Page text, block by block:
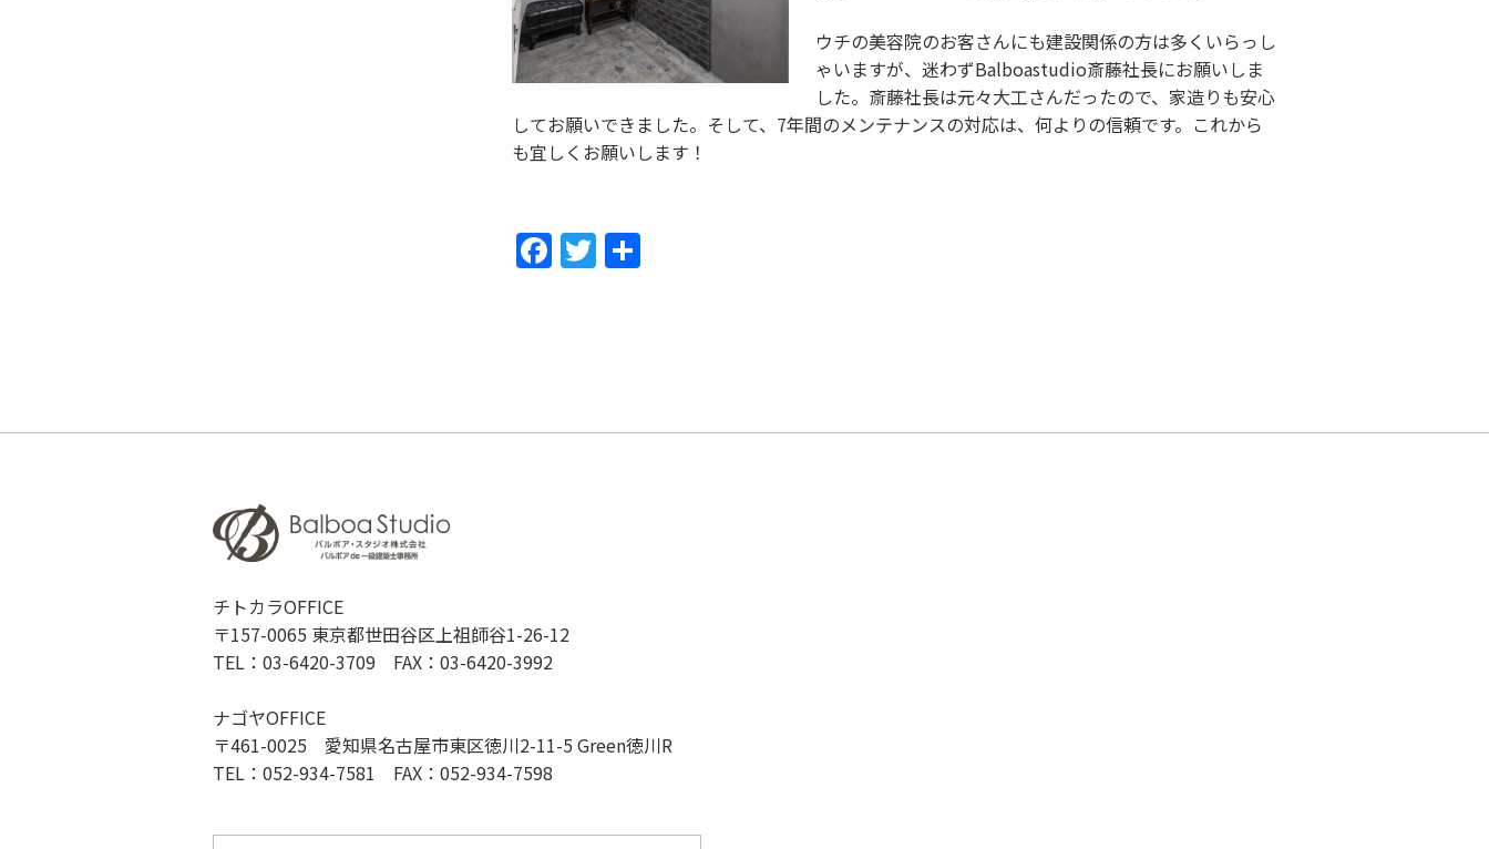
ウチの美容院のお客さんにも建設関係の方は多くいらっし
ゃいますが、迷わずBalboastudio斎藤社長にお願いしま
した。斎藤社長は元々大工さんだったので、家造りも安心
してお願いできました。そして、7年間のメンテナンスの対応は、何よりの信頼です。これから
も宜しくお願いします！
F
o
T
チトカラOFFICE
〒157-0065 東京都世田谷区上祖師谷1-26-12
TEL：03-6420-3709 FAX：03-6420-3992
ナゴヤOFFICE
〒461-0025 愛知県名古屋市東区徳川2-11-5 Green徳川R
TEL：052-934-7581 FAX：052-934-7598